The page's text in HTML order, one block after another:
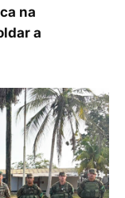
na
a